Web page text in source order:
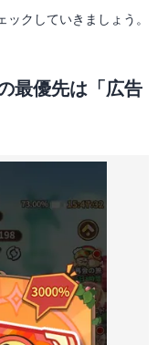
クしていきましょう。
最優先は「広告